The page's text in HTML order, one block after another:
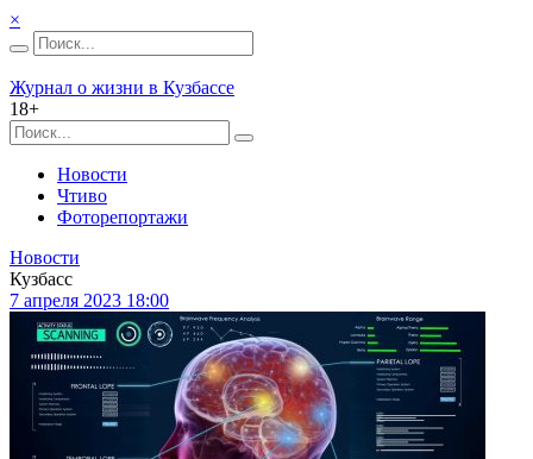
×
Журнал о жизни в Кузбассе
18+
Новости
Чтиво
Фоторепортажи
Новости
Кузбасс
7 апреля 2023 18:00